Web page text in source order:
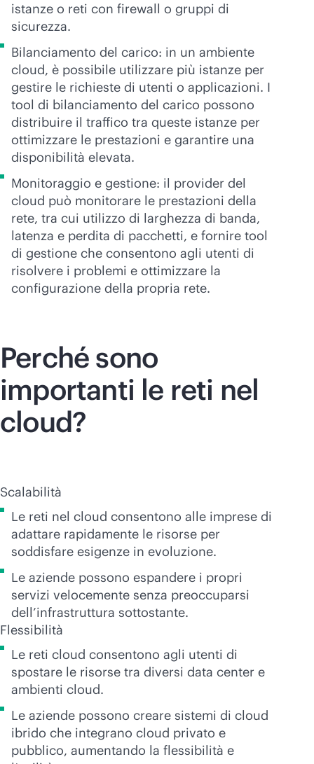
istanze o reti con firewall o gruppi di
sicurezza.
Bilanciamento del carico: in un ambiente
cloud, è possibile utilizzare più istanze per
gestire le richieste di utenti o applicazioni. I
tool di bilanciamento del carico possono
distribuire il traffico tra queste istanze per
ottimizzare le prestazioni e garantire una
disponibilità elevata.
Monitoraggio e gestione: il provider del
cloud può monitorare le prestazioni della
rete, tra cui utilizzo di larghezza di banda,
latenza e perdita di pacchetti, e fornire tool
di gestione che consentono agli utenti di
risolvere i problemi e ottimizzare la
configurazione della propria rete.
Perché sono
importanti le reti nel
cloud?
Scalabilità
Le reti nel cloud consentono alle imprese di
adattare rapidamente le risorse per
soddisfare esigenze in evoluzione.
Le aziende possono espandere i propri
servizi velocemente senza preoccuparsi
dell’infrastruttura sottostante.
Flessibilità
Le reti cloud consentono agli utenti di
spostare le risorse tra diversi data center e
ambienti cloud.
Le aziende possono creare sistemi di cloud
ibrido che integrano cloud privato e
pubblico, aumentando la flessibilità e